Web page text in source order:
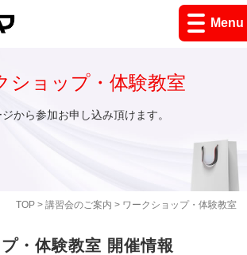
Menu
TOP> 講習会のご案内 > ワークショップ・体験教室
ショップ・体験教室
から参加お申し込み頂けます。
・体験教室 開催情報